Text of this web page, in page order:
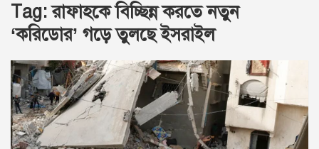
Tag:রাফাহকে বিচ্ছিন্ন করতে নতুন
‘করিডোর’ গড়ে তুলছে ইসরাইল